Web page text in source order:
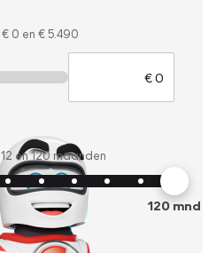
€ 0 en € 5.490
12 en120 maanden
120mnd